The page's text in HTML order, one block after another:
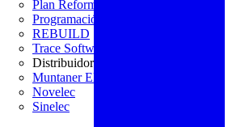
Plan Reforma
Programación Integral
REBUILD
Trace Software
Distribuidor
Muntaner Electro
Novelec
Sinelec